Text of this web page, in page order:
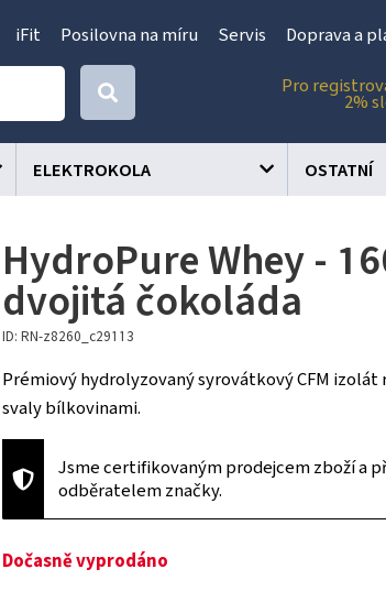
iFit Posilovna na míru Servis Doprava a
Pro
2%
ELEKTROKOLA OSTATNÍ
HydroPure Whey -
dvojitá čokoláda
ID: RN-z8260_c29113
Prémiový hydrolyzovaný syrovátkový CFM izolát
svaly bílkovinami.
Jsme certifikovaným prodejcem zboží a
odběratelem značky.
Dočasně vyprodáno